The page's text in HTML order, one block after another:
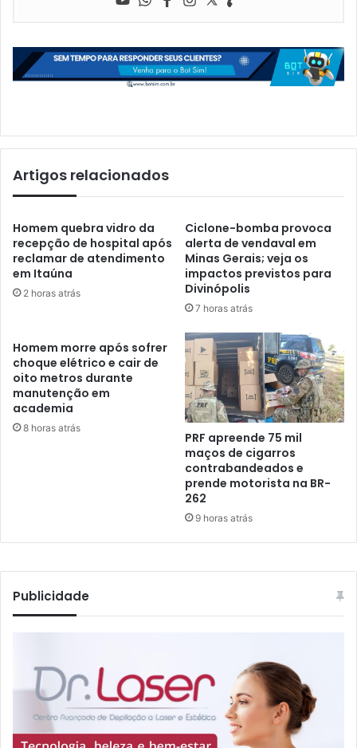
Artigos relacionados
Homem quebra vidro da
recepção de hospital após
reclamar de atendimento
em Itaúna
2 horas atrás
Ciclone-bomba provoca
alerta de vendaval em
Minas Gerais; veja os
impactos previstos para
Divinópolis
7 horas atrás
Homem morre após sofrer
choque elétrico e cair de
oito metros durante
manutenção em
academia
8 horas atrás
PRF apreende 75 mil
maços de cigarros
contrabandeados e
prende motorista na BR-
262
9 horas atrás
Publicidade